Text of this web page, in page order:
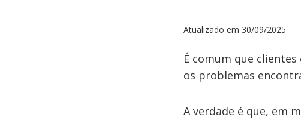
Atualizado em 30/09/2025
É comum que
os problemas
A verdade é que, em